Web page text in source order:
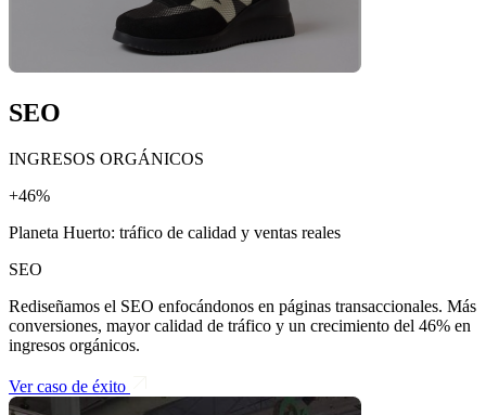
SEO
INGRESOS ORGÁNICOS
+46%
Planeta Huerto: tráfico de calidad y ventas reales
SEO
Rediseñamos el SEO enfocándonos en páginas transaccionales. Más
conversiones, mayor calidad de tráfico y un crecimiento del 46% en
ingresos orgánicos.
Ver caso de éxito